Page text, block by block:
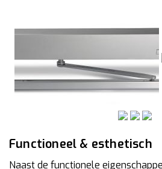
Functioneel & esthetisch
Naast de functionele